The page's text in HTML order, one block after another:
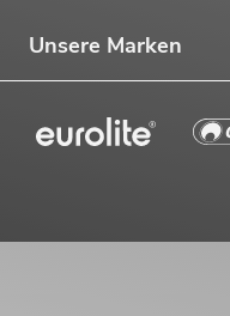
Lichtset
Unsere Marken